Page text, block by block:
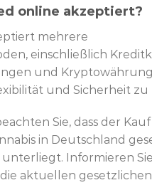
online akzeptiert?
mehrere
einschließlich
und
und Sicherheit zu
Sie, dass der
in Deutschland
Informieren
aktuellen gesetzlichen